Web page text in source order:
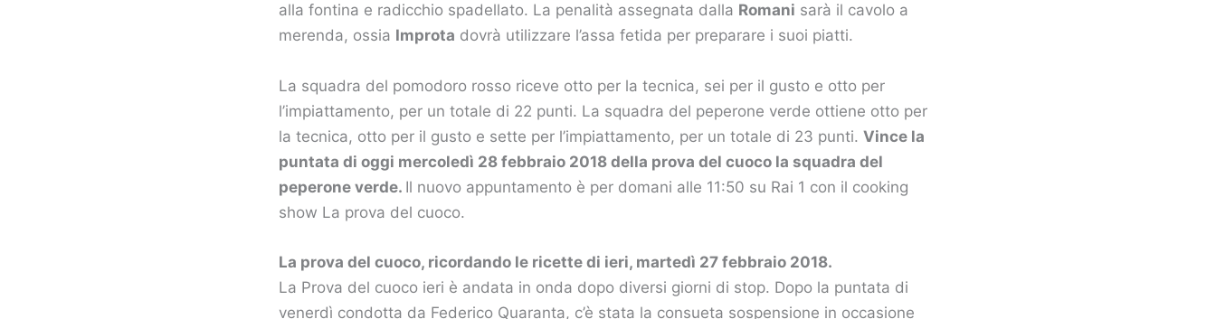
alla fontina e radicchio spadellato. La penalità assegnata dalla Romani sarà il cavolo a
merenda, ossia Improta dovrà utilizzare l’assa fetida per preparare i suoi piatti.
La squadra del pomodoro rosso riceve otto per la tecnica, sei per il gusto e otto per
l’impiattamento, per un totale di 22 punti. La squadra del peperone verde ottiene otto per
la tecnica, otto per il gusto e sette per l’impiattamento, per un totale di 23 punti. Vince la
puntata di oggi mercoledì 28 febbraio 2018 della prova del cuoco la squadra del
peperone verde. Il nuovo appuntamento è per domani alle 11:50 su Rai 1 con il cooking
show La prova del cuoco.
La prova del cuoco, ricordando le ricette di ieri, martedì 27 febbraio 2018.
La Prova del cuoco ieri è andata in onda dopo diversi giorni di stop. Dopo la puntata di
venerdì condotta da Federico Quaranta, c’è stata la consueta sospensione in occasione